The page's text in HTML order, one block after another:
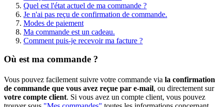
Quel est l'état actuel de ma commande ?
Je n'ai pas reçu de confirmation de commande.
Modes de paiement
Ma commande est un cadeau.
Comment puis-je recevoir ma facture ?
Où est ma commande ?
Vous pouvez facilement suivre votre commande via la confirmation
de commande que vous avez reçue par e-mail, ou directement sur
votre compte client. Si vous avez un compte client, vous pouvez